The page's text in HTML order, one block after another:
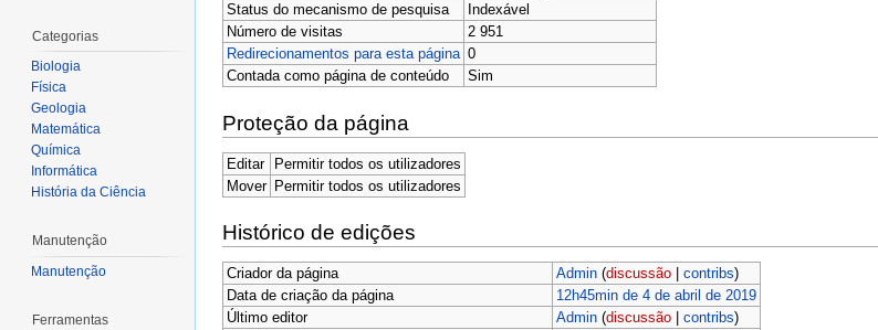
Status do mecanismo de pesquisa
Indexável
Número de visitas
2 951
Redirecionamentos para esta página 0
Contada como página de conteúdo
Sim
Proteção da página
Editar
Permitir todos os utilizadores
Mover Permitir todos os utilizadores
Histórico de edições
Criador da página Admin (discussão| contribs)
Data de criação da página
12h45min de 4 de abril de 2019
Último editor
Admin (discussão| contribs)
Categorias
Biologia
Física
Geologia
Matemática
Química
Informática
História da Ciência
Manutenção
Manutenção
Ferramentas